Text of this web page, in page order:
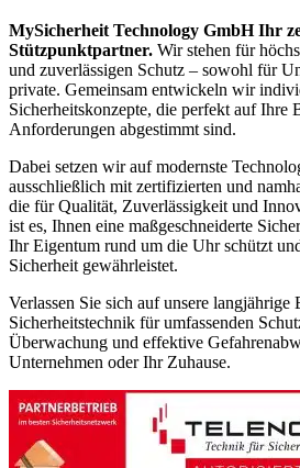
MySicherheit Technology GmbH Ihr
Stützpunktpartner. Wir stehen für
und zuverlässigen Schutz – sowohl für
private. Gemeinsam entwickeln wir
Sicherheitskonzepte, die perfekt auf Ihre
Anforderungen abgestimmt sind.
Dabei setzen wir auf modernste
ausschließlich mit zertifizierten und
die für Qualität, Zuverlässigkeit und
ist es, Ihnen eine maßgeschneiderte
Ihr Eigentum rund um die Uhr schützt
Sicherheit gewährleistet.
Verlassen Sie sich auf unsere langjährige
Sicherheitstechnik für umfassenden
Überwachung und effektive
Unternehmen oder Ihr Zuhause.